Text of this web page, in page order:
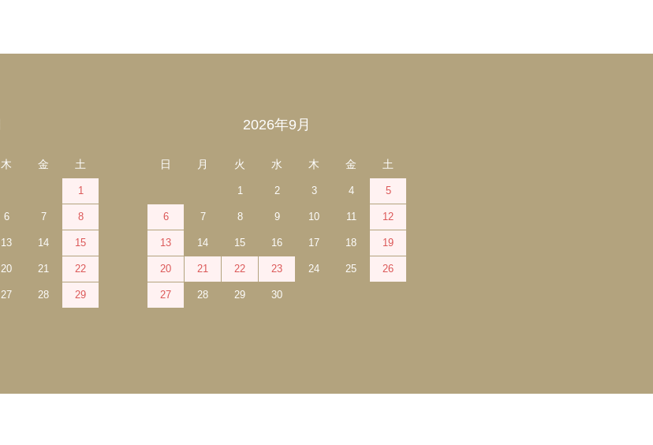
木 金 土
1
6 7 8
13 14 15
20 21 22
27 28 29
2026年9月
日 月 火 水 木 金 土
1 2 3 4 5
6 7 8 9 10 11 12
13 14 15 16 17 18 19
20 21 22 23 24 25 26
27 28 29 30